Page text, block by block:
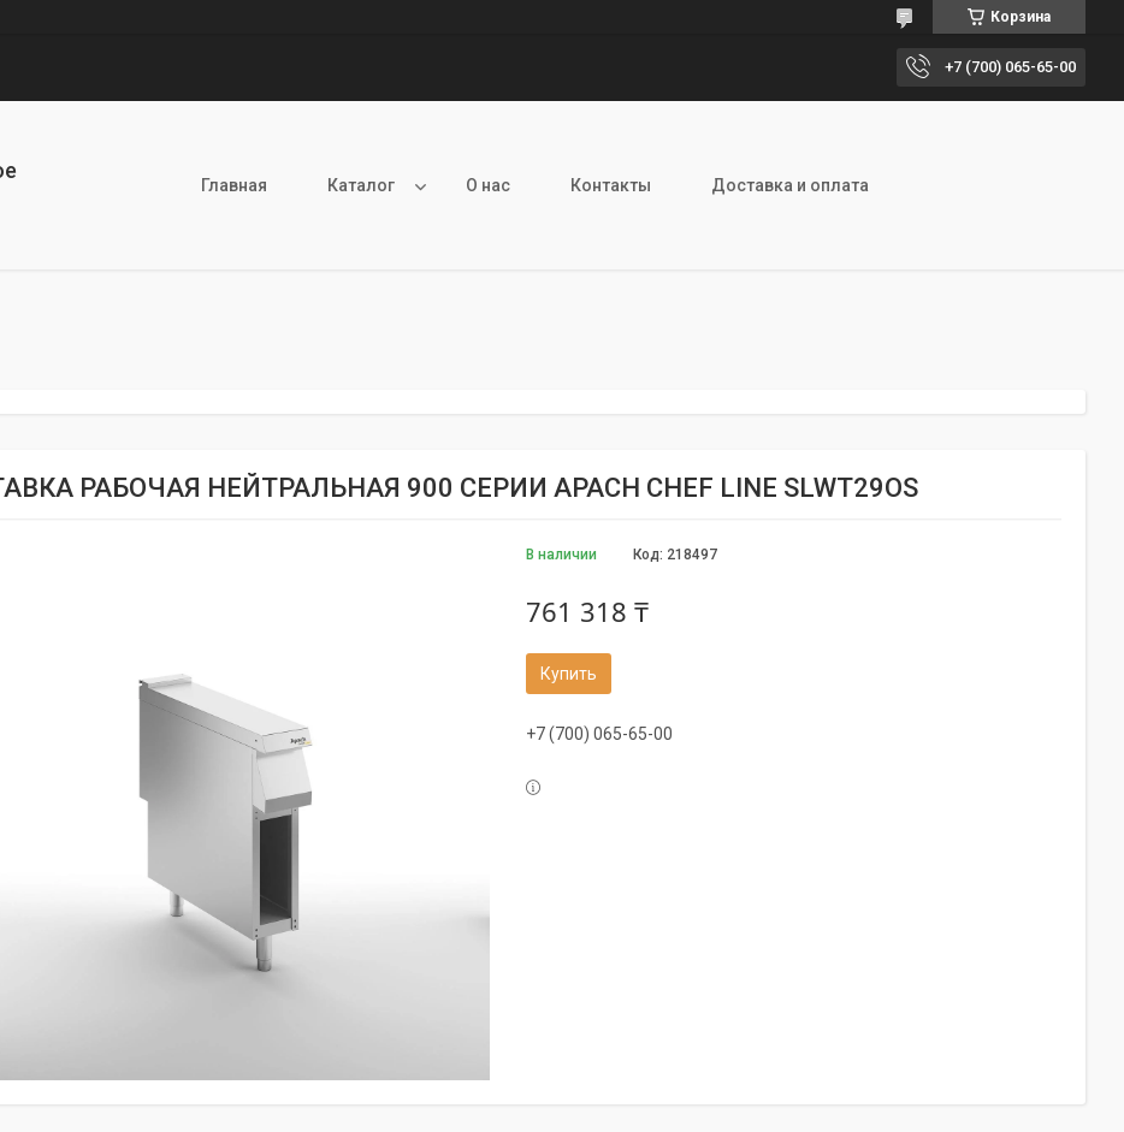
Корзина
+7 (700) 065-65-00
Главная Каталог О нас Контакты Доставка и оплата
РАБОЧАЯ НЕЙТРАЛЬНАЯ 900 СЕРИИ APACH CHEF LINE SLWT29OS
В наличии Код: 218497
761 318 ₸
Купить
+7 (700) 065-65-00